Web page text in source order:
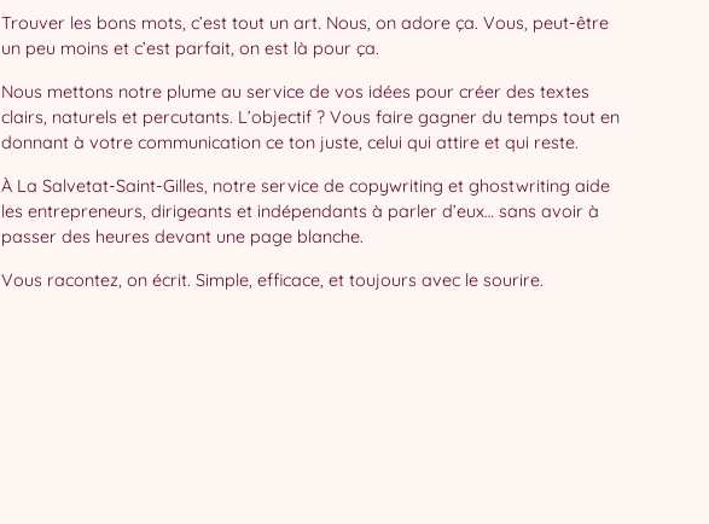
Trouver les bons mots, c’est tout un art. Nous, on adore ça. Vous, peut-être
un peu moins et c’est parfait, on est là pour ça.
Nous mettons notre plume au service de vos idées pour créer des textes
clairs, naturels et percutants. L’objectif ? Vous faire gagner du temps tout en
donnant à votre communication ce ton juste, celui qui attire et qui reste.
À La Salvetat-Saint-Gilles, notre service de copywriting et ghostwriting aide
les entrepreneurs, dirigeants et indépendants à parler d’eux… sans avoir à
passer des heures devant une page blanche.
Vous racontez, on écrit. Simple, efficace, et toujours avec le sourire.